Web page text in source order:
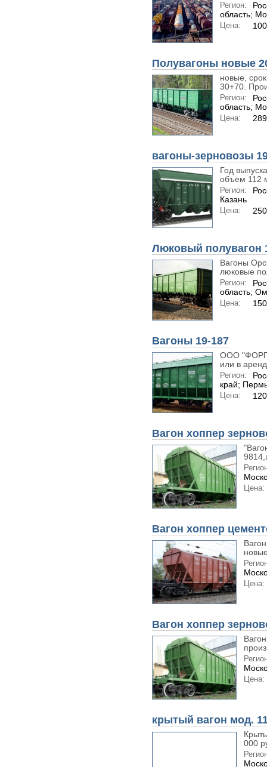
Регион:
область;
Цена:
Полувагоны новые
новые,
30+70.
Регион:
область;
Цена:
вагоны-зерновозы
Год
объем 112
Регион:
Казань
Цена:
Люковый полувагон
Вагоны
люковые
Регион:
область;
Цена:
Вагоны 19-187
ООО
или в
Регион:
край;
Цена:
Вагон хоппер
Цена:
Вагон хоппер
Цена:
Вагон хоппер
Цена:
крытый вагон мод.
000